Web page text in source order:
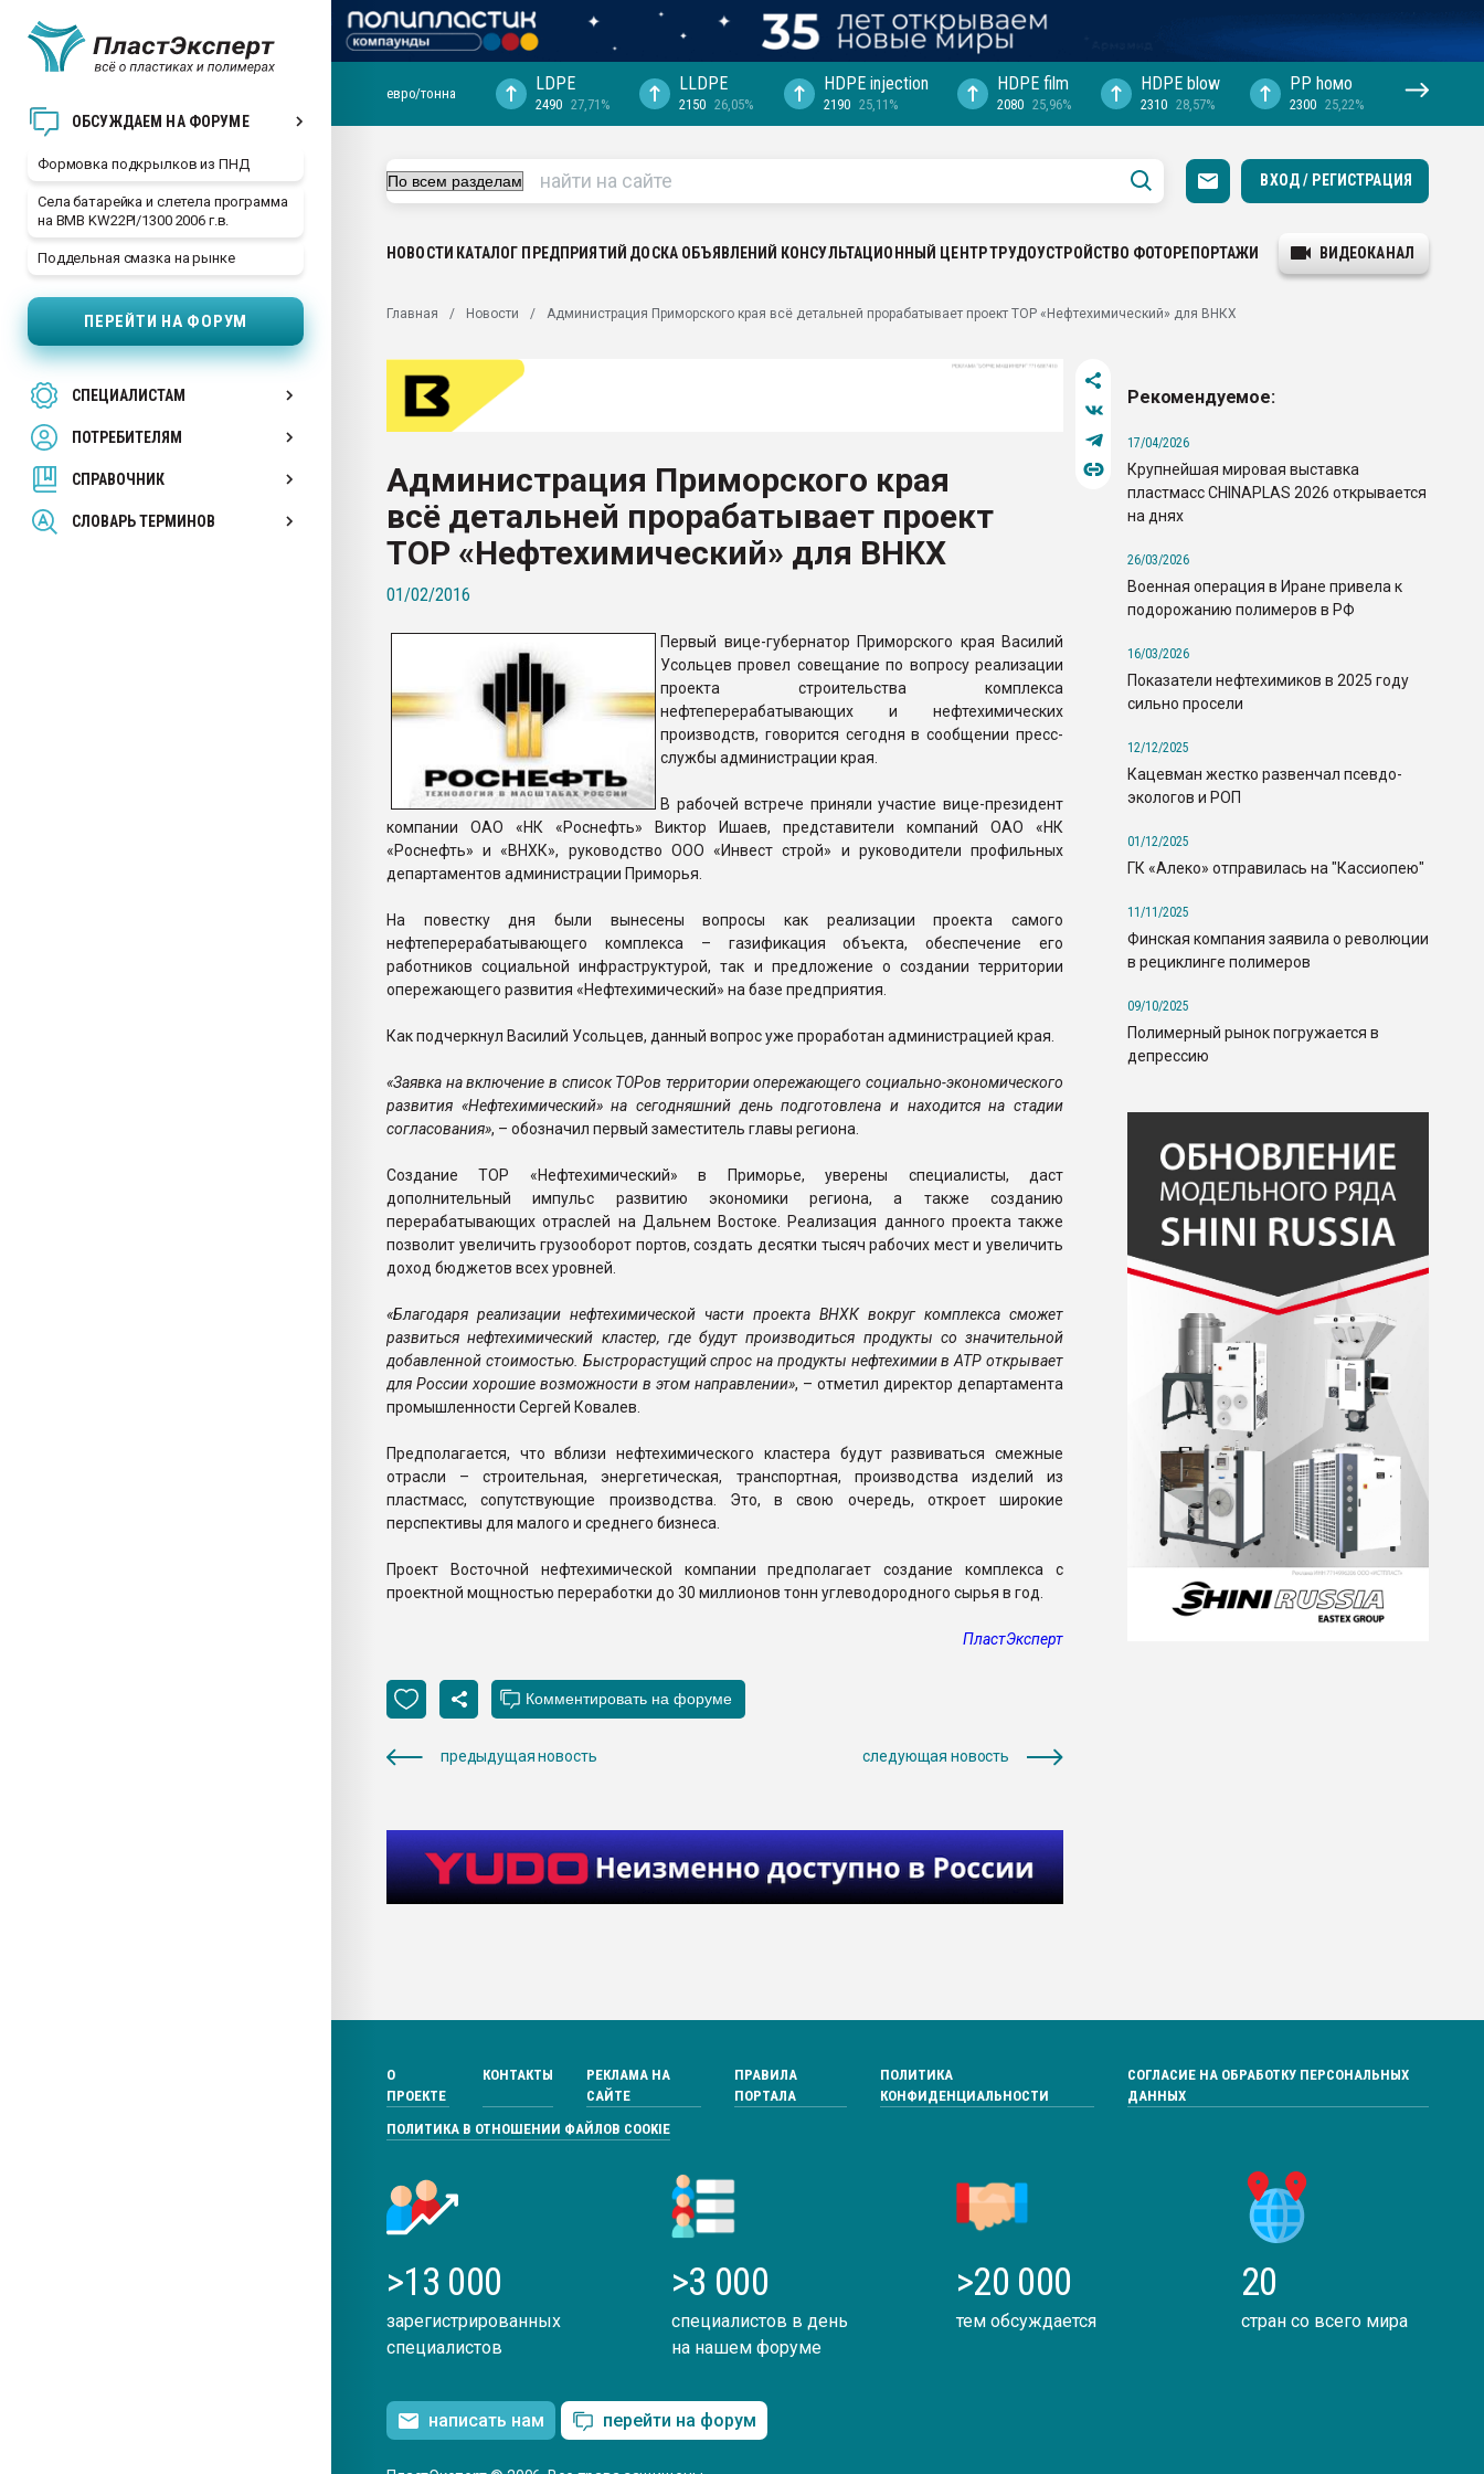
ОБСУЖДАЕМ НА ФОРУМЕ
Формовка подкрылков из ПНД
Села батарейка и слетела программа
на BMB KW22PI/1300 2006 г.в.
Поддельная смазка на рынке
ПЕРЕЙТИ НА ФОРУМ
СПЕЦИАЛИСТАМ
ПОТРЕБИТЕЛЯМ
СПРАВОЧНИК
СЛОВАРЬ ТЕРМИНОВ
29.07.2026 ФРП помог "Ижевскому
Вакуум-формовочные машины:
28.07.2026 Автоматизация выходит на
первый план в переработке
пластмасс
ситуацией на строительном рынке
Всё, что касается выдува ПЭТ
бутылок
ПЕРЕЙТИ НА ФОРУМ
евро/тонна LDPE
2490 27,71%
LLDPE
2150 26,05%
HDPE injection
2190 25,11%
HDPE film
2080 25,96%
HDPE blow
2310 28,57%
PP hомо
2300 25,22%
ВХОД / РЕГИСТРАЦИЯ
НОВОСТИ КАТАЛОГ ПРЕДПРИЯТИЙ ДОСКА ОБЪЯВЛЕНИЙ КОНСУЛЬТАЦИОННЫЙ ЦЕНТРТРУДОУСТРОЙСТВО ФОТОРЕПОРТАЖИ ВИДЕОКАНАЛ
Главная Новости Администрация Приморского края всё детальней прорабатывает проект ТОР «Нефтехимический» для ВНКХ
Администрация Приморского края
всё детальней прорабатывает проект
ТОР «Нефтехимический» для ВНКХ
01/02/2016
Первый вице-губернатор Приморского края Василий
Усольцев провел совещание по вопросу реализации
проекта строительства комплекса
нефтеперерабатывающих и нефтехимических
производств, говорится сегодня в сообщении пресс-
службы администрации края.
В рабочей встрече приняли участие вице-президент
компании ОАО «НК «Роснефть» Виктор Ишаев, представители компаний ОАО «НК
«Роснефть» и «ВНХК», руководство ООО «Инвест строй» и руководители профильных
департаментов администрации Приморья.
На повестку дня были вынесены вопросы как реализации проекта самого
нефтеперерабатывающего комплекса – газификация объекта, обеспечение его
работников социальной инфраструктурой, так и предложение о создании территории
опережающего развития «Нефтехимический» на базе предприятия.
Как подчеркнул Василий Усольцев, данный вопрос уже проработан администрацией края.
«Заявка на включение в список ТОРов территории опережающего социально-экономического
развития «Нефтехимический» на сегодняшний день подготовлена и находится на стадии
согласования», – обозначил первый заместитель главы региона.
Создание ТОР «Нефтехимический» в Приморье, уверены специалисты, даст
дополнительный импульс развитию экономики региона, а также созданию
перерабатывающих отраслей на Дальнем Востоке. Реализация данного проекта также
позволит увеличить грузооборот портов, создать десятки тысяч рабочих мест и увеличить
доход бюджетов всех уровней.
«Благодаря реализации нефтехимической части проекта ВНХК вокруг комплекса сможет
развиться нефтехимический кластер, где будут производиться продукты со значительной
добавленной стоимостью. Быстрорастущий спрос на продукты нефтехимии в АТР открывает
для России хорошие возможности в этом направлении», – отметил директор департамента
промышленности Сергей Ковалев.
Предполагается, что вблизи нефтехимического кластера будут развиваться смежные
отрасли – строительная, энергетическая, транспортная, производства изделий из
пластмасс, сопутствующие производства. Это, в свою очередь, откроет широкие
перспективы для малого и среднего бизнеса.
Проект Восточной нефтехимической компании предполагает создание комплекса с
проектной мощностью переработки до 30 миллионов тонн углеводородного сырья в год.
ПластЭксперт
предыдущая новость следующая новость
Рекомендуемое:
17/04/2026
Крупнейшая мировая выставка
пластмасс CHINAPLAS 2026 открывается
на днях
26/03/2026
Военная операция в Иране привела к
подорожанию полимеров в РФ
16/03/2026
Показатели нефтехимиков в 2025 году
сильно просели
12/12/2025
Кацевман жестко развенчал псевдо-
экологов и РОП
01/12/2025
ГК «Алеко» отправилась на "Кассиопею"
11/11/2025
Финская компания заявила о революции
в рециклинге полимеров
09/10/2025
Полимерный рынок погружается в
депрессию
О
ПРОЕКТЕ
КОНТАКТЫ
РЕКЛАМА НА
САЙТЕ
ПРАВИЛА
ПОРТАЛА
ПОЛИТИКА
КОНФИДЕНЦИАЛЬНОСТИ
СОГЛАСИЕ НА ОБРАБОТКУ ПЕРСОНАЛЬНЫХ
ДАННЫХ
ПОЛИТИКА В ОТНОШЕНИИ ФАЙЛОВ COOKIE
>13 000
зарегистрированных
специалистов
>3 000
специалистов в день
на нашем форуме
>20 000
тем обсуждается
20
стран со всего мира
написать нам перейти на форум